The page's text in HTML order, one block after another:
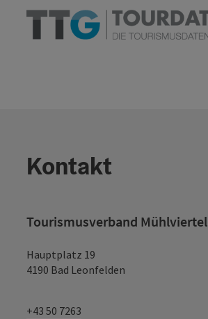
Kontakt
Tourismusverband Mühlviertel
Hauptplatz 19
4190 Bad Leonfelden
+43 50 7263